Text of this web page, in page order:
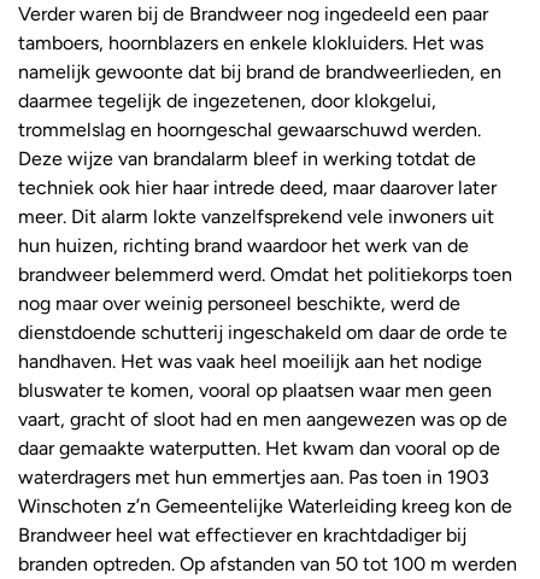
Verder waren bij de Brandweer nog ingedeeld een paar
tamboers, hoornblazers en enkele klokluiders. Het was
namelijk gewoonte dat bij brand de brandweerlieden, en
daarmee tegelijk de ingezetenen, door klokgelui,
trommelslag en hoorngeschal gewaarschuwd werden.
Deze wijze van brandalarm bleef in werking totdat de
techniek ook hier haar intrede deed, maar daarover later
meer. Dit alarm lokte vanzelfsprekend vele inwoners uit
hun huizen, richting brand waardoor het werk van de
brandweer belemmerd werd. Omdat het politiekorps toen
nog maar over weinig personeel beschikte, werd de
dienstdoende schutterij ingeschakeld om daar de orde te
handhaven. Het was vaak heel moeilijk aan het nodige
bluswater te komen, vooral op plaatsen waar men geen
vaart, gracht of sloot had en men aangewezen was op de
daar gemaakte waterputten. Het kwam dan vooral op de
waterdragers met hun emmertjes aan. Pas toen in 1903
Winschoten z’n Gemeentelijke Waterleiding kreeg kon de
Brandweer heel wat effectiever en krachtdadiger bij
branden optreden. Op afstanden van 50 tot 100 m werden